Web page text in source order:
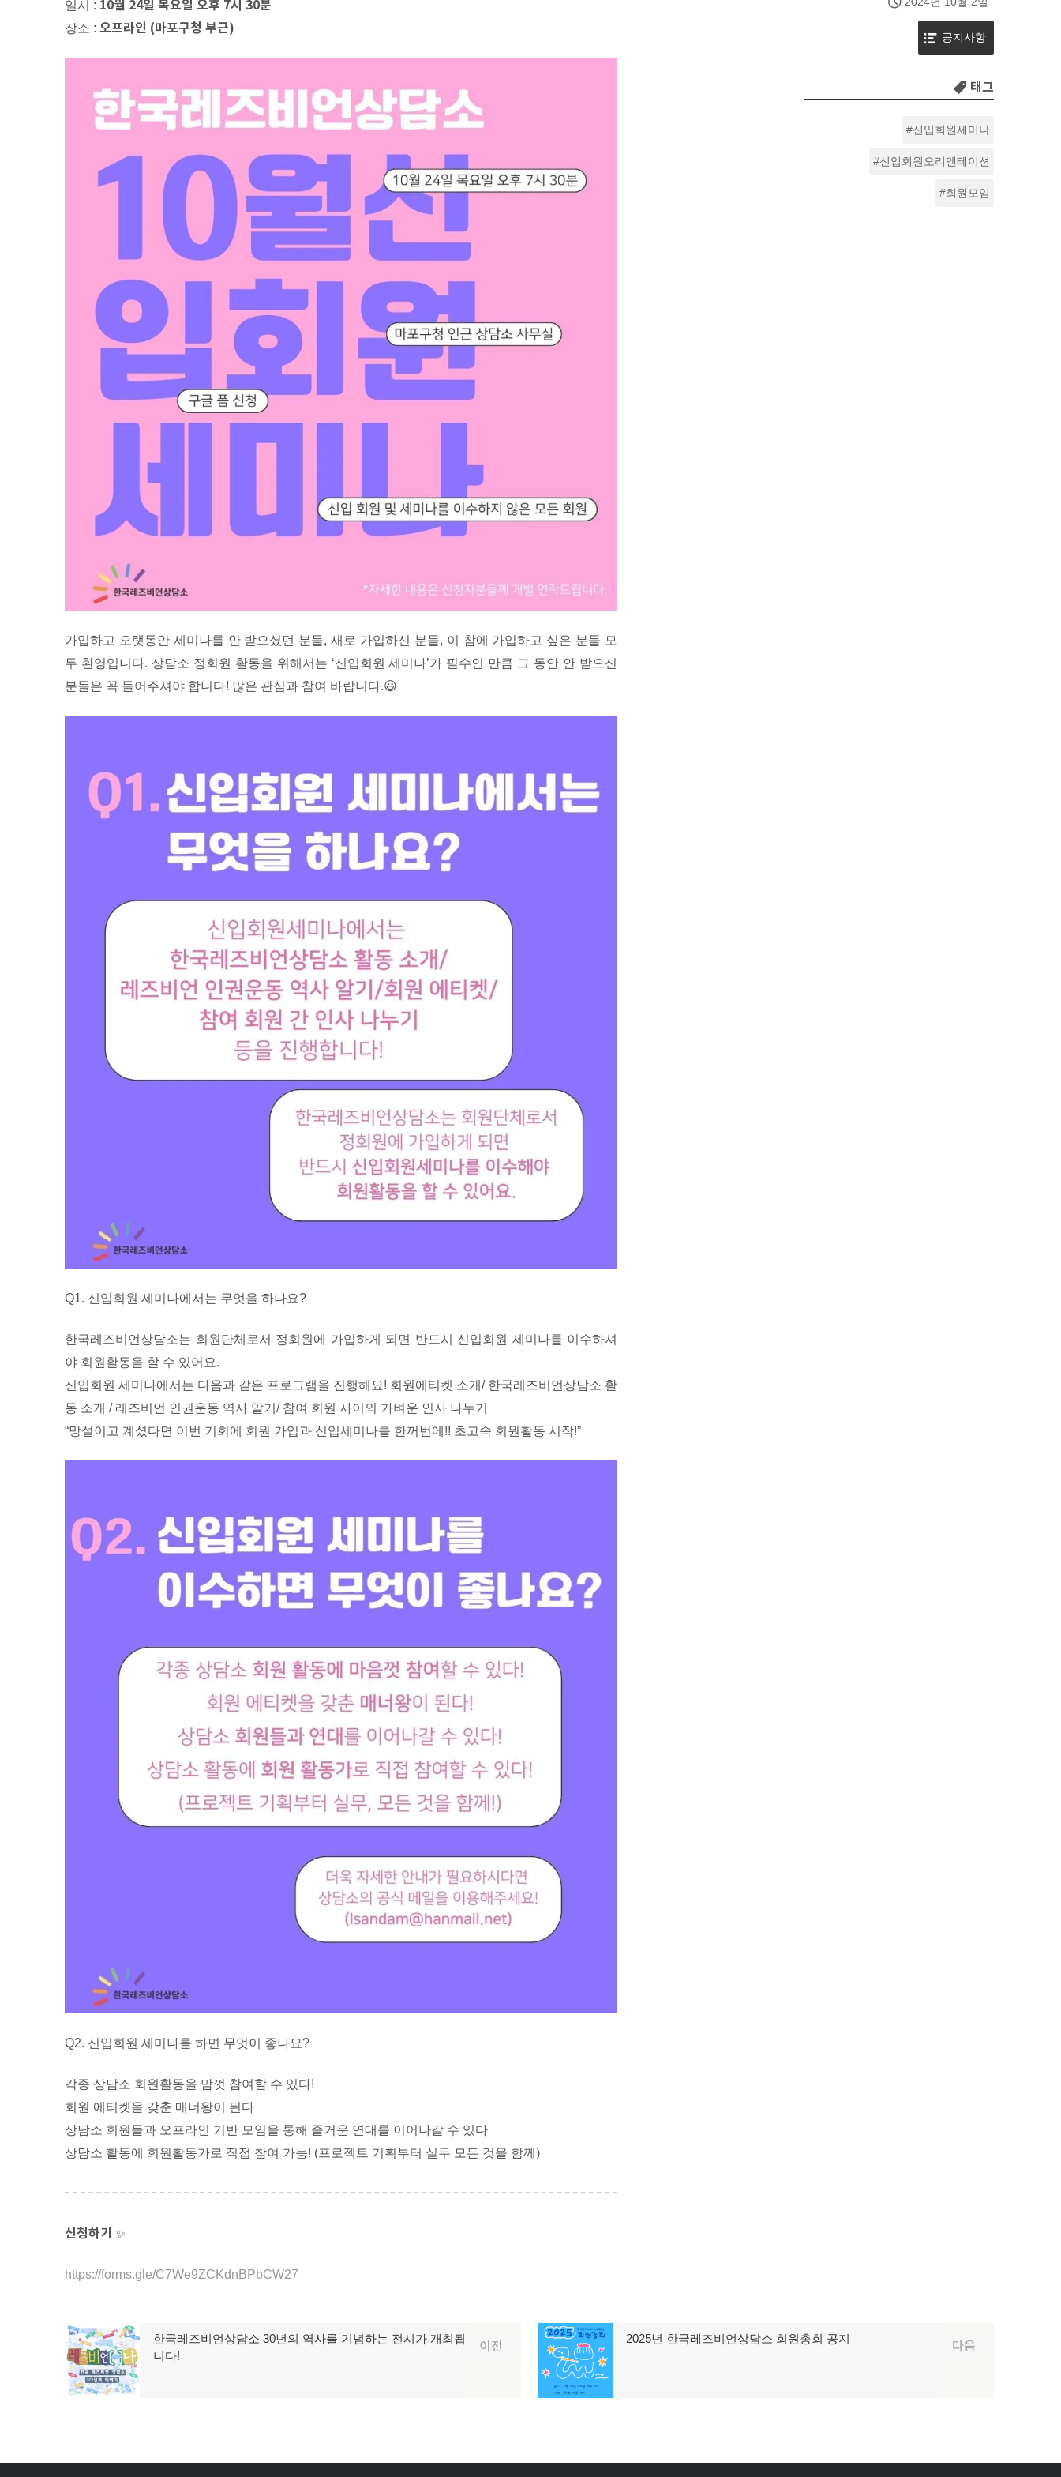
일시 : 10월 24일 목요일 오후 7시 30분
장소 : 오프라인 (마포구청 부근)
가입하고 오랫동안 세미나를 안 받으셨던 분들, 새로 가입하신 분들, 이 참에 가입하고 싶은 분들 모
두 환영입니다. 상담소 정회원 활동을 위해서는 ‘신입회원 세미나’가 필수인 만큼 그 동안 안 받으신
분들은 꼭 들어주셔야 합니다! 많은 관심과 참여 바랍니다.😃
Q1. 신입회원 세미나에서는 무엇을 하나요?
한국레즈비언상담소는 회원단체로서 정회원에 가입하게 되면 반드시 신입회원 세미나를 이수하셔
야 회원활동을 할 수 있어요.
신입회원 세미나에서는 다음과 같은 프로그램을 진행해요! 회원에티켓 소개/ 한국레즈비언상담소 활
동 소개 / 레즈비언 인권운동 역사 알기/ 참여 회원 사이의 가벼운 인사 나누기
“망설이고 계셨다면 이번 기회에 회원 가입과 신입세미나를 한꺼번에!! 초고속 회원활동 시작!”
Q2. 신입회원 세미나를 하면 무엇이 좋나요?
각종 상담소 회원활동을 맘껏 참여할 수 있다!
회원 에티켓을 갖춘 매너왕이 된다
상담소 회원들과 오프라인 기반 모임을 통해 즐거운 연대를 이어나갈 수 있다
상담소 활동에 회원활동가로 직접 참여 가능! (프로젝트 기획부터 실무 모든 것을 함께)
신청하기 ✨
https://forms.gle/C7We9ZCKdnBPbCW27
공지사항
태그
신입회원세미나
신입회원오리엔테이션
회원모임
글
탐
색
이전
이
전
글:
한국레즈비언상담소 30년의 역사를 기념하는 전시가 개최됩
니다!
다음
다
음
글:
2025년 한국레즈비언상담소 회원총회 공지